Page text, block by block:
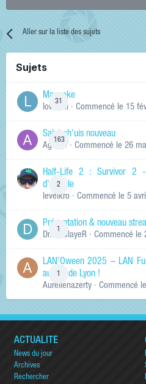
Aller sur la liste des sujets
Sujets
31
Manneke
lowskill · Commencé le 15
163
Salut ch'uis nouveau
Ag0Nie · Commencé le 26
2
Half-Life 2 : Survivor 2 -
d'arcade
levelkro · Commencé le 5
Présentation & nouveau
Dr.KinSlayeR · Commencé le
LAN'Oween 2025 – LAN
au sud de Lyon !
Aurelienazerty · Commencé
ACTUALITÉ
News du jour
Archives
Rechercher